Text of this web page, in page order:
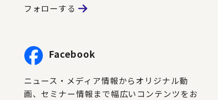
フォローする
Facebook
ニュース・メディア情報からオリジナル動
画、セミナー情報まで幅広いコンテンツをお